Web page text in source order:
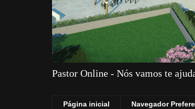
Pastor Online - Nós vamos te
Página inicial Navegador